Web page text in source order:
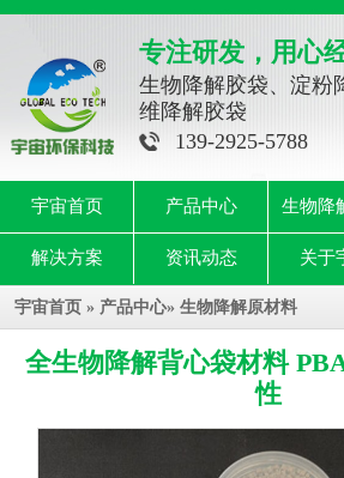
专注研发，用心
生物降解胶袋、淀粉
维降解胶袋
139-2925-5788
宇宙首页 产品中心 生物降
解决方案 资讯动态 关于
宇宙首页 » 产品中心» 生物降解原材料
全生物降解背心袋材料
性